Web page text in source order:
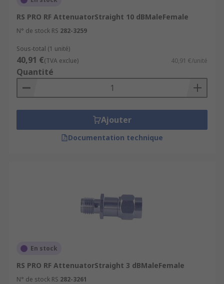
RS PRO RF AttenuatorStraight 10 dBMaleFemale
N° de stock RS 282-3259
Sous-total (1 unité)
40,91 €(TVA exclue) 40,91 €/unité
Quantité
Ajouter
Documentation technique
En stock
RS PRO RF AttenuatorStraight 3 dBMaleFemale
N° de stock RS 282-3261